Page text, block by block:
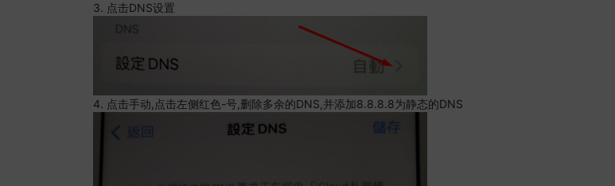
3. 点击DNS设置
4. 点击手动,点击左侧红色-号,删除多余的DNS,并添加8.8.8.8为静态的DNS